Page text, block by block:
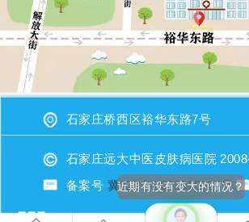
石家庄桥西区裕华东路7号
石家庄远大中医皮肤病医院
备案号 冀ICP备2023015620号
近期有没有变大的情况？